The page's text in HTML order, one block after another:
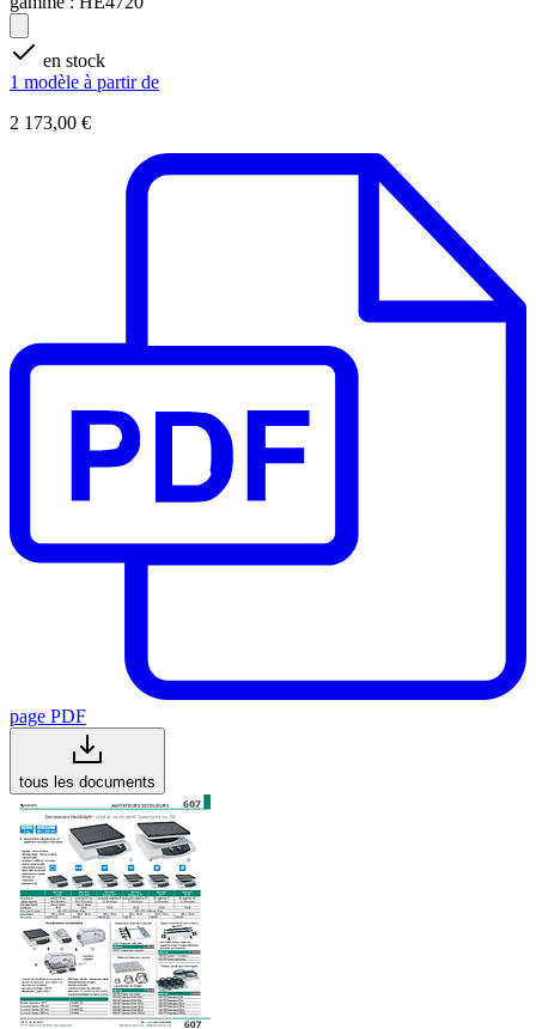
en stock
1 modèle à partir de
2 173,00 €
page PDF
tous les documents